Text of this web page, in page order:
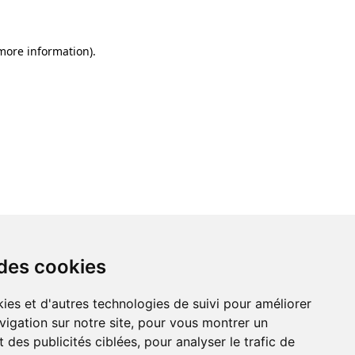
cookies
et d'autres technologies de suivi pour améliorer
sur notre site, pour vous montrer un
des publicités ciblées, pour analyser le trafic de
cookies
et d'autres technologies de suivi pour améliorer
sur notre site, pour vous montrer un
des publicités ciblées, pour analyser le trafic de
information).